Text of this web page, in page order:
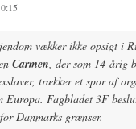
vækker ikke opsigt i
Carmen, der som 14-årig
trækker et spor af
Europa. Fagbladet 3F
Danmarks grænser.